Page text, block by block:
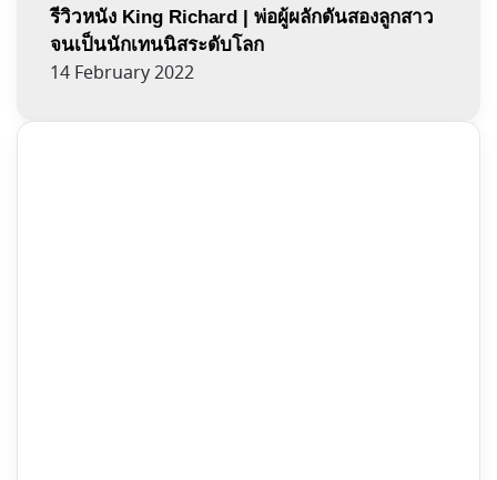
รีวิวหนัง King Richard | พ่อผู้ผลักดันสองลูกสาว
จนเป็นนักเทนนิสระดับโลก
14 February 2022